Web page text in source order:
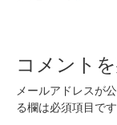
コメント
メールアドレスが
る欄は必須項目です